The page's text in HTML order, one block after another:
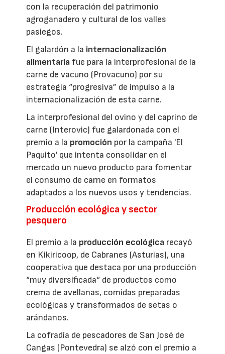
con la recuperación del patrimonio
agroganadero y cultural de los valles
pasiegos.
El galardón a la internacionalización
alimentaria fue para la interprofesional de la
carne de vacuno (Provacuno) por su
estrategia “progresiva” de impulso a la
internacionalización de esta carne.
La interprofesional del ovino y del caprino de
carne (Interovic) fue galardonada con el
premio a la promoción por la campaña 'El
Paquito' que intenta consolidar en el
mercado un nuevo producto para fomentar
el consumo de carne en formatos
adaptados a los nuevos usos y tendencias.
Producción ecológica y sector
pesquero
El premio a la producción ecológica recayó
en Kikiricoop, de Cabranes (Asturias), una
cooperativa que destaca por una producción
“muy diversificada“ de productos como
crema de avellanas, comidas preparadas
ecológicas y transformados de setas o
arándanos.
La cofradía de pescadores de San José de
Cangas (Pontevedra) se alzó con el premio a